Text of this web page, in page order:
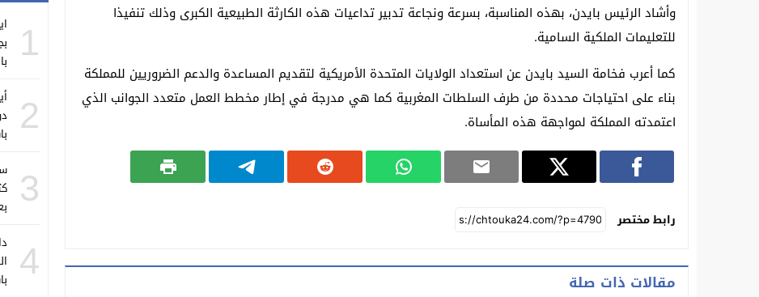
وأشاد الرئيس بايدن، بهذه المناسبة، بسرعة ونجاعة تدبير تداعيات هذه الكارثة الطبيعية الكبرى وذلك تنفيذا
للتعليمات الملكية السامية.
كما أعرب فخامة السيد بايدن عن استعداد الولايات المتحدة الأمريكية لتقديم المساعدة والدعم الضروريين للمملكة
بناء على احتياجات محددة من طرف السلطات المغربية كما هي مدرجة في إطار مخطط العمل متعدد الجوانب الذي
اعتمدته المملكة لمواجهة هذه المأساة.
رابط مختصر
مقالات ذات صلة
1
2
3
4